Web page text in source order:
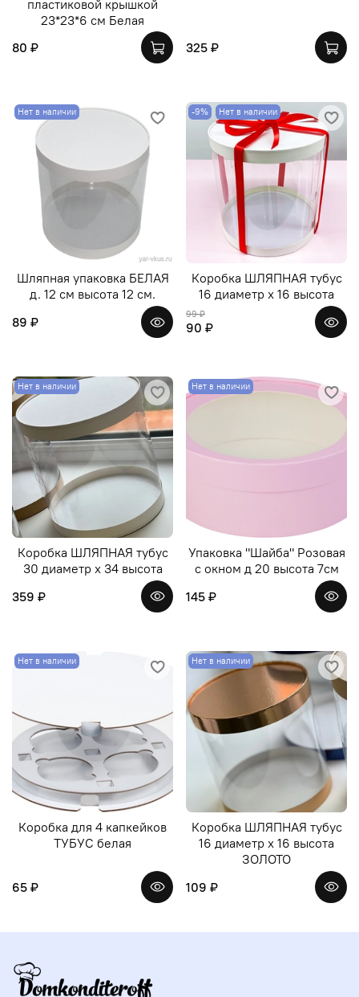
пластиковой крышкой
23*23*6 см Белая
80 ₽
325 ₽
Нет в наличии
Шляпная упаковка БЕЛАЯ
д. 12 см высота 12 см.
89 ₽
-9% Нет в наличии
Коробка ШЛЯПНАЯ тубус
16 диаметр х 16 высота
99 ₽
90 ₽
Нет в наличии
Коробка ШЛЯПНАЯ тубус
30 диаметр х 34 высота
359 ₽
Нет в наличии
Упаковка "Шайба" Розовая
с окном д 20 высота 7см
145 ₽
Нет в наличии
Коробка для 4 капкейков
ТУБУС белая
65 ₽
Нет в наличии
Коробка ШЛЯПНАЯ тубус
16 диаметр х 16 высота
ЗОЛОТО
109 ₽